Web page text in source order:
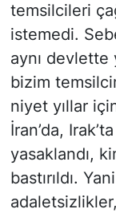
temsilcileri
istemedi.
aynı
bizim
niyet yıllar
İran’da,
yasaklandı,
bastırıldı.